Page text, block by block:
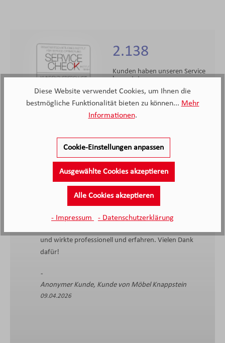
4.4/5.0
2.138
Kunden haben unseren Service
bewertet
4.4
Die Beratung durch Frau Meißner war super und
und wirkte professionell und erfahren. Vielen Dank
dafür!
Anonymer Kunde, Kunde von Möbel Knappstein
09.04.2026
Diese Website verwendet Cookies, um Ihnen die
bestmögliche Funktionalität bieten zu können... Mehr
Informationen.
Cookie-Einstellungen anpassen
Ausgewählte Cookies akzeptieren
Alle Cookies akzeptieren
- Impressum - Datenschutzerklärung